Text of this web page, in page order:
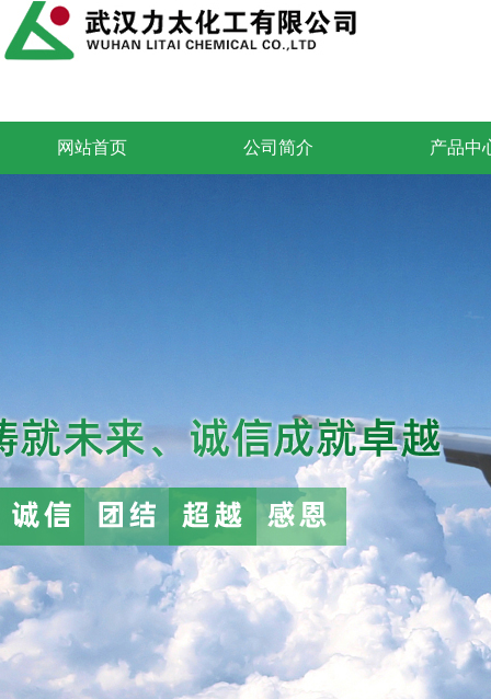
网站首页 公司简介 产品中